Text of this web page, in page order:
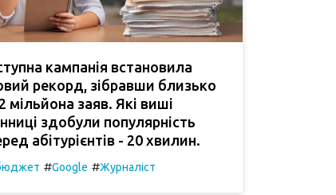
кампанія встановила
рекорд, зібравши близько
мільйона заяв. Які виші
здобули популярність
абітурієнтів - 20 хвилин.
#Google #Журналіст